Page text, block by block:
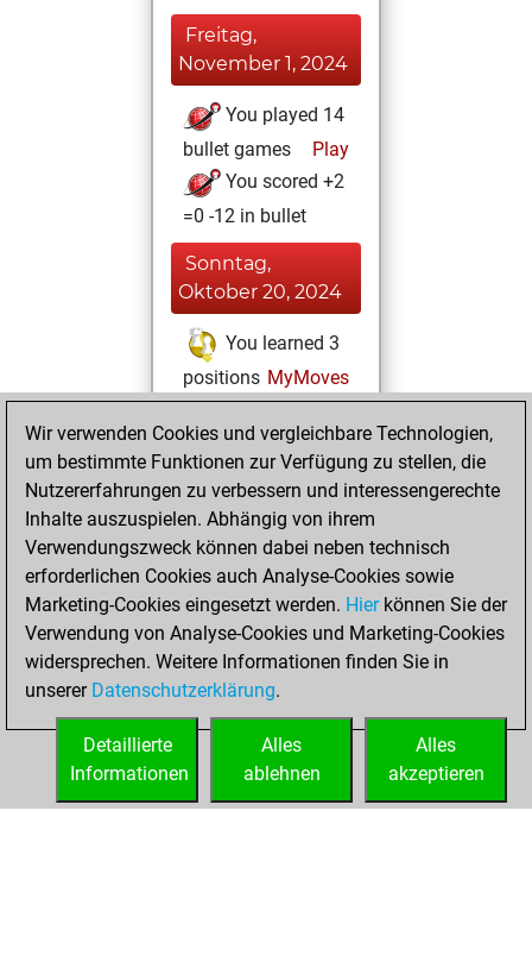
Freitag,
November 1, 2024
You played 14
bullet games
Play
You scored +2
=0 -12 in bullet
Sonntag,
Oktober 20, 2024
You learned 3
positions MyMoves
Mittwoch,
September 11,
2024
You created
your Studies account
Studies
Mittwoch,
April 3, 2024
You created
your Fritz account
Wir verwenden Cookies und vergleichbare Technologien,
um bestimmte Funktionen zur Verfügung zu stellen, die
Nutzererfahrungen zu verbessern und interessengerechte
Inhalte auszuspielen. Abhängig von ihrem
Verwendungszweck können dabei neben technisch
erforderlichen Cookies auch Analyse-Cookies sowie
Marketing-Cookies eingesetzt werden. Hierkönnen Sie der
Verwendung von Analyse-Cookies und Marketing-Cookies
widersprechen. Weitere Informationen finden Sie in
unserer Datenschutzerklärung.
Alles
akzeptieren
Alles
ablehnen
Detaillierte
Informationen